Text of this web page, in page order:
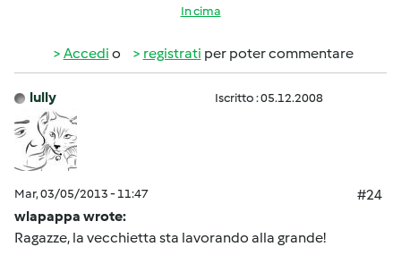
In cima
Accedi o registrati per poter commentare
lully Iscritto : 05.12.2008
Mar, 03/05/2013 - 11:47
#24
wlapappa wrote:
Ragazze, la vecchietta sta lavorando alla grande!